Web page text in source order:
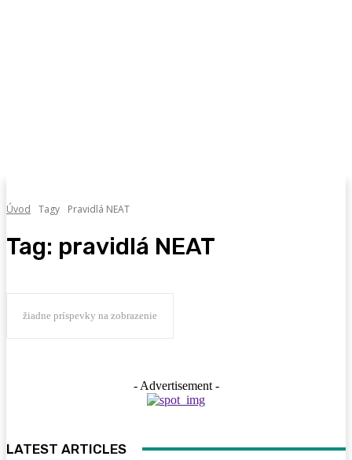
Úvod Tagy Pravidlá NEAT
Tag: pravidlá NEAT
žiadne príspevky na zobrazenie
- Advertisement -
LATEST ARTICLES